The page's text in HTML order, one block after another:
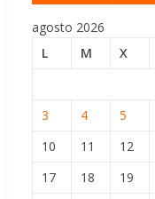
agosto 2026
L
M X
3
4 5
10
11 12
17
18 19